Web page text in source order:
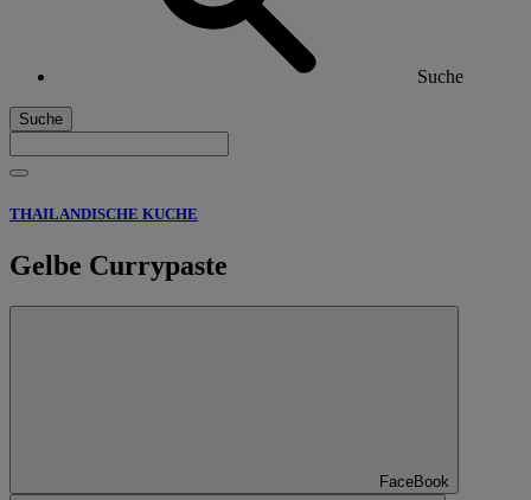
Suche
Suche
THAILANDISCHE KUCHE
Gelbe Currypaste
FaceBook